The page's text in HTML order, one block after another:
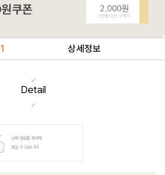
1 상세정보
Detail
상세 정보를 확대해
보실 수 있습니다.